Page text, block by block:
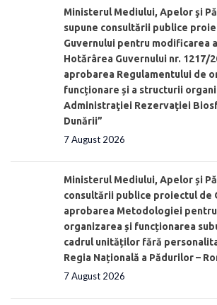
Ministerul Mediului, Apelor şi
supune consultării publice
Guvernului pentru modificarea
Hotărârea Guvernului nr. 1217/
aprobarea Regulamentului de
funcționare și a structurii
Administraţiei Rezervaţiei
Dunării”
7 August 2026
Ministerul Mediului, Apelor și
consultării publice proiectul de
aprobarea Metodologiei
organizarea și funcționarea
cadrul unităților fără
Regia Națională a Pădurilor –
7 August 2026